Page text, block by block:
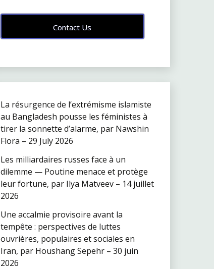
Contact Us
La résurgence de l’extrémisme islamiste
au Bangladesh pousse les féministes à
tirer la sonnette d’alarme, par Nawshin
Flora – 29 July 2026
Les milliardaires russes face à un
dilemme — Poutine menace et protège
leur fortune, par Ilya Matveev – 14 juillet
2026
Une accalmie provisoire avant la
tempête : perspectives de luttes
ouvrières, populaires et sociales en
Iran, par Houshang Sepehr – 30 juin
2026